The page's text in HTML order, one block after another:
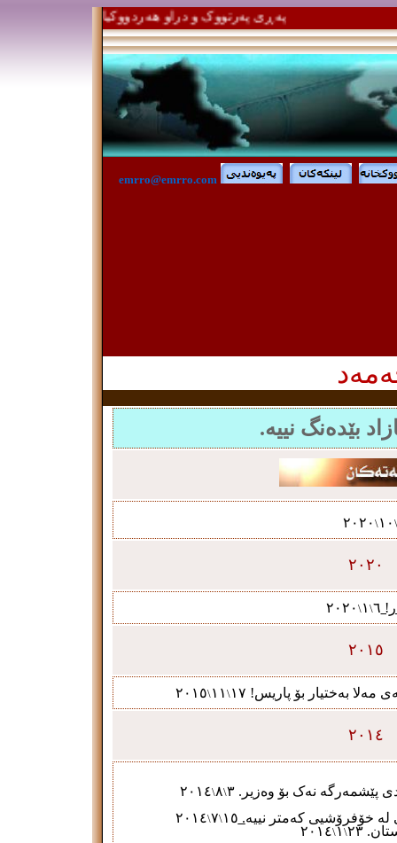
په‌ڕی په‌رتووک و دراو هه‌ردووکیان هه‌ر په‌ڕن ..
emrro@emrro.com
\ ١٠\ ٢٠٢٠
٢٠٢٠
٦\ ١\ ٢٠٢٠
٢٠١٥
مەلا بەختیار بۆ پاریس! ١٧\ ١١\٢٠١٥
٢٠١٤
٣\٨\٢٠١٤
لە خۆفرۆشیی كەمتر نییە. ١٥\٧\٢٠١٤
٢٣\١\٢٠١٤